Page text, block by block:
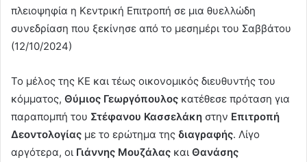
πλειοψηφία η Κεντρική Επιτροπή σε μια θυελλώδη
συνεδρίαση που ξεκίνησε από το μεσημέρι του Σαββάτου
(12/10/2024)
Το μέλος της ΚΕ και τέως οικονομικός διευθυντής του
κόμματος, Θύμιος Γεωργόπουλος κατέθεσε πρόταση για
παραπομπή του Στέφανου Κασσελάκη στην Επιτροπή
Δεοντολογίας με το ερώτημα της διαγραφής. Λίγο
αργότερα, οι Γιάννης Μουζάλας και Θανάσης